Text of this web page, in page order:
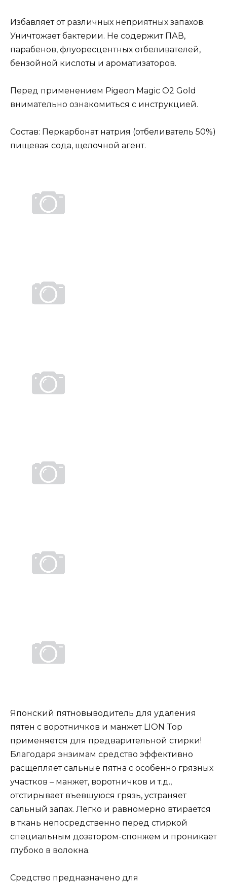
Избавляет от различных неприятных запахов.
Уничтожает бактерии. Не содержит ПАВ,
парабенов, флуоресцентных отбеливателей,
бензойной кислоты и ароматизаторов.
Перед применением Pigeon Magic O2 Gold
внимательно ознакомиться с инструкцией.
Состав: Перкарбонат натрия (отбеливатель 50%)
пищевая сода, щелочной агент.
Японский пятновыводитель для удаления
пятен с воротничков и манжет LION Top
применяется для предварительной стирки!
Благодаря энзимам средство эффективно
расщепляет сальные пятна с особенно грязных
участков – манжет, воротничков и т.д.,
отстирывает въевшуюся грязь, устраняет
сальный запах. Легко и равномерно втирается
в ткань непосредственно перед стиркой
специальным дозатором-спонжем и проникает
глубоко в волокна.
Средство предназначено для